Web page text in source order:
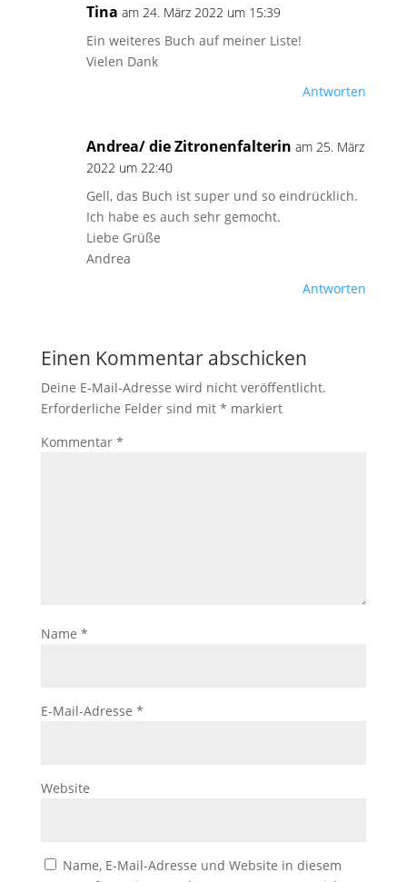
Tina am 24. März 2022 um 15:39
Ein weiteres Buch auf meiner Liste!
Vielen Dank
Antworten
Andrea/ die Zitronenfalterin am 25. März
2022 um 22:40
Gell, das Buch ist super und so eindrücklich.
Ich habe es auch sehr gemocht.
Liebe Grüße
Andrea
Antworten
Einen Kommentar abschicken
Deine E-Mail-Adresse wird nicht veröffentlicht.
Erforderliche Felder sind mit * markiert
Kommentar *
Name *
E-Mail-Adresse *
Website
Name, E-Mail-Adresse und Website in diesem